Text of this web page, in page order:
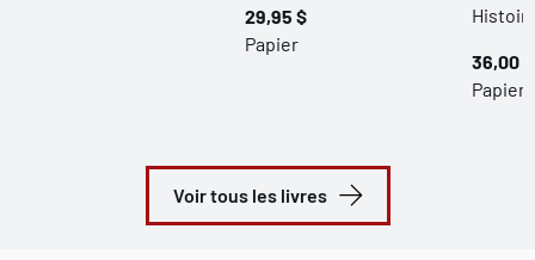
29,95 $
Papier
36,00
Papier
Voir tous les livres